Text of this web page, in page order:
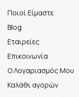
Ποιοί Είμαστε
Blog
Εταιρείες
Επικοινωνία
Ο Λογαριασμός Μου
Καλάθι αγορών